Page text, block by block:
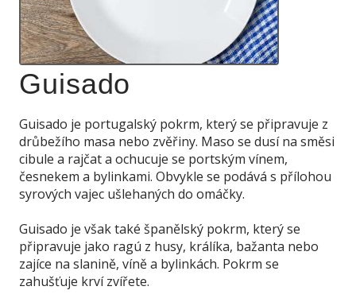
Guisado
Guisado je portugalský pokrm, který se připravuje z
drůbežího masa nebo zvěřiny. Maso se dusí na směsi
cibule a rajčat a ochucuje se portským vínem,
česnekem a bylinkami. Obvykle se podává s přílohou
syrových vajec ušlehaných do omáčky.
Guisado je však také španělský pokrm, který se
připravuje jako ragú z husy, králíka, bažanta nebo
zajíce na slanině, víně a bylinkách. Pokrm se
zahušťuje krví zvířete.